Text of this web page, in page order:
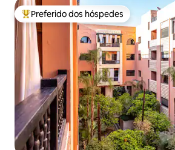
Entre os melhores preferidos dos
Preferido dos hóspedes